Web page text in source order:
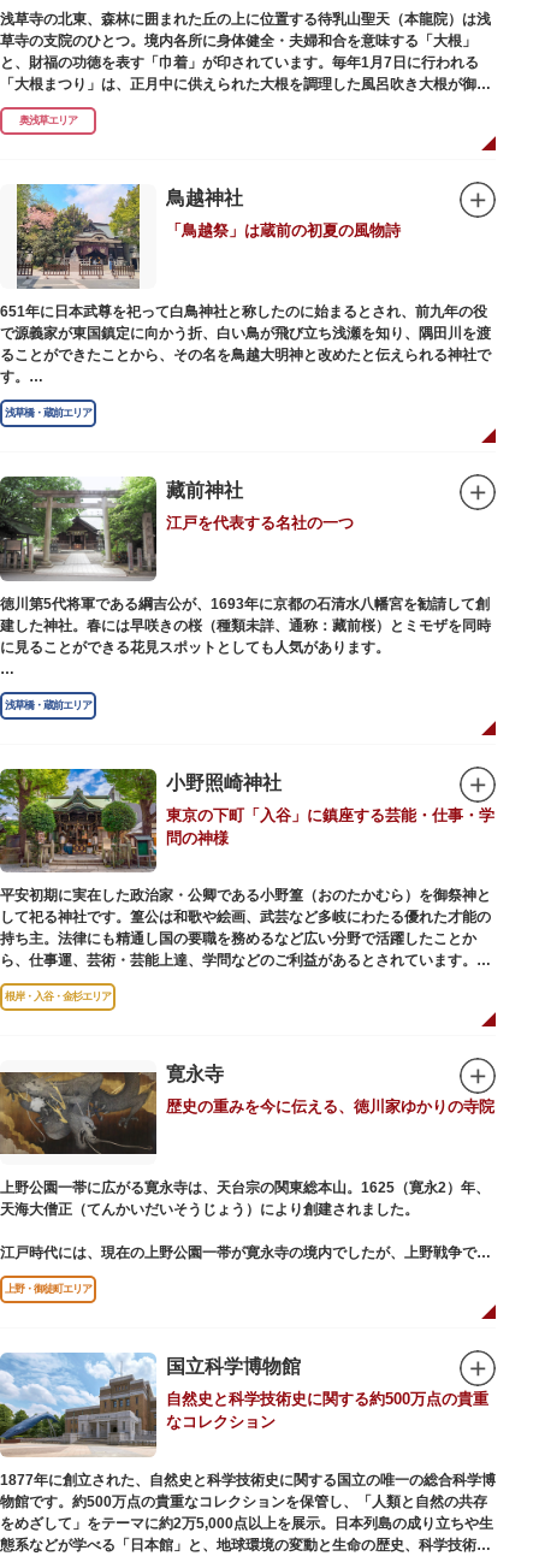
浅草寺の北東、森林に囲まれた丘の上に位置する待乳山聖天（本龍院）は浅
草寺の支院のひとつ。境内各所に身体健全・夫婦和合を意味する「大根」
と、財福の功徳を表す「巾着」が印されています。毎年1月7日に行われる
「大根まつり」は、正月中に供えられた大根を調理した風呂吹き大根が御神
酒とともに参拝者に振る舞われるイベント。聖天様のお下がりの大根をいた
だくことで、心身健康のご利益があるそうです。
養する最高の祈祷法。心願成就の力があると考えられており、依頼すると7
日間毎朝祈祷していただけます。また、浅草名所七福神のひとつとしても知
られ、毘沙門天が祀られています。
奥浅草エリア
鳥越神社
「鳥越祭」は蔵前の初夏の風物詩
651年に日本武尊を祀って白鳥神社と称したのに始まるとされ、前九年の役
で源義家が東国鎮定に向かう折、白い鳥が飛び立ち浅瀬を知り、隅田川を渡
ることができたことから、その名を鳥越大明神と改めたと伝えられる神社で
す。
江戸時代までは三社の神社から成り、約2万坪の広大な敷地を所領していま
したが、天領からの米を収蔵する蔵や、大名屋敷などを建てるために没収さ
が氏子町内を渡御し、夜の宮入道中では、提灯に照らされた神輿が荘厳かつ
幻想的な光景をつくりだします。例年、数十万人の人出があり、多くの観客
で賑わう蔵前の初夏の風物詩になっています。
社務所では、社紋の七曜紋と月星紋がデザインされた御朱印帳の販売や、鳥
越祭の開催期間中は限定御朱印も頒布されます。
浅草橋・蔵前エリア
藏前神社
江戸を代表する名社の一つ
徳川第5代将軍である綱吉公が、1693年に京都の石清水八幡宮を勧請して創
建した神社。春には早咲きの桜（種類未詳、通称：藏前桜）とミモザを同時
に見ることができる花見スポットとしても人気があります。
江戸時代には勧進大相撲の開催地としても知られ、3大強豪力士の谷風、小
野川、雷電などの名力士による幾多の名勝負が繰り広げられ大いに賑わいを
見せました。また、御神輿は昭和の名工・志布景彩（しふけいさい）による
創建当初の社号は「石清水八幡宮」でしたが、1951年に「藏前神社」へと改
称しました。江戸城鬼門除の守護神ならびに徳川将軍家祈願所の一社として
尊崇され、社地は200石の朱印地を賜り、江戸を代表する名社のひとつに数
えられています。赤穂義士討ち入りの成功祈願や、落語の演目にある「元
犬」ゆかりの神社としても知られるパワースポットです。
浅草橋・蔵前エリア
小野照崎神社
東京の下町「入谷」に鎮座する芸能・仕事・学
問の神様
平安初期に実在した政治家・公卿である小野篁（おのたかむら）を御祭神と
して祀る神社です。篁公は和歌や絵画、武芸など多岐にわたる優れた才能の
持ち主。法律にも精通し国の要職を務めるなど広い分野で活躍したことか
ら、仕事運、芸術・芸能上達、学問などのご利益があるとされています。
境内には、国の重要有形民俗文化財であるミニチュアの富士山「富士塚」
や、日本三大に数えられる「庚申塚」、昭和を代表する囲碁棋士・藤沢秀行
印は、うっとりするほど美しいデザインで人気を博しています。
江戸後期には、学問の神様である菅原道真公も回向院より遷され、境内にあ
る末社を含めて15柱もの神様が祀られています。俳優の渥美清が願をかけた
神社としても知られ、映画「男はつらいよ」で寅さんが首にかけているお守
りは、ここ小野照崎神社のものです。
根岸・入谷・金杉エリア
寛永寺
歴史の重みを今に伝える、徳川家ゆかりの寺院
上野公園一帯に広がる寛永寺は、天台宗の関東総本山。1625（寛永2）年、
天海大僧正（てんかいだいそうじょう）により創建されました。
江戸時代には、現在の上野公園一帯が寛永寺の境内でしたが、上野戦争でそ
の多くを焼失。現在は根本中堂をはじめ開山堂（両大師）、不忍池辯天堂、
上野大仏（パゴダ）、輪王殿などの建造物が上野公園とその周辺に点在して
います。戦火を免れた輪王寺門跡御本坊表門、徳川将軍霊廟勅額門など重要
清水観音堂の舞台前に復元された「月の松」は、浮世絵師歌川広重の「名所
江戸百景」にも描かれていることで有名。丸い形の松から不忍池辯天堂を見
下ろす風流な景観は、絶好のフォトスポットとなっています。
東叡山（とうえいざん）という山号は、東の「比叡山延暦寺」を意味してお
り、比叡山や京都の有名寺院になぞらえて上野の山に数多くの堂舎が建立さ
れました。本尊は薬師瑠璃光如来（やくしるりこうにょらい）で、伝教大師
最澄が自ら彫ったと伝えられる秘仏です。徳川歴代将軍の祈祷寺と菩提寺を
兼ね、御霊廟には6名の将軍が埋葬されています。
上野・御徒町エリア
国立科学博物館
自然史と科学技術史に関する約500万点の貴重
なコレクション
1877年に創立された、自然史と科学技術史に関する国立の唯一の総合科学博
物館です。約500万点の貴重なコレクションを保管し、「人類と自然の共存
をめざして」をテーマに約2万5,000点以上を展示。日本列島の成り立ちや生
態系などが学べる「日本館」と、地球環境の変動と生命の歴史、科学技術の